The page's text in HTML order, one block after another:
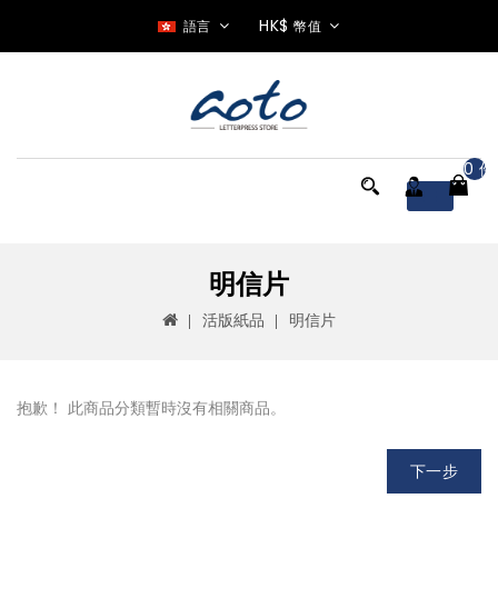
語言 HK$ 幣值
0
明信片
活版紙品 明信片
抱歉！ 此商品分類暫時沒有相關商品。
下一步